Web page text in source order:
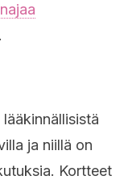
ja niillä on
Kortteet